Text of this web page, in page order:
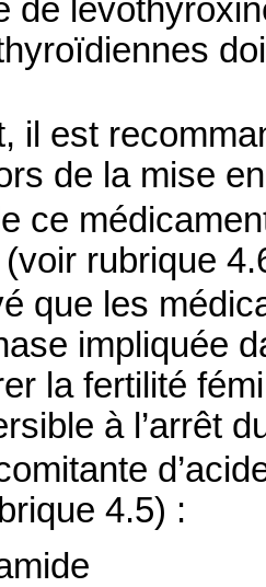
de
il est
de la mise
ce
(voir rubrique
que les
impliquée
la fertilité
à l’arrêt
4.5) :